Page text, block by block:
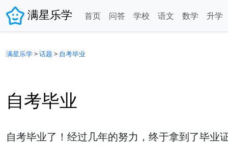
满星乐学 首页 问答 学校 语文 数学 升学
满星乐学>话题 > 自考毕业
自考毕业
自考毕业了！经过几年的努力，终于拿到了毕业